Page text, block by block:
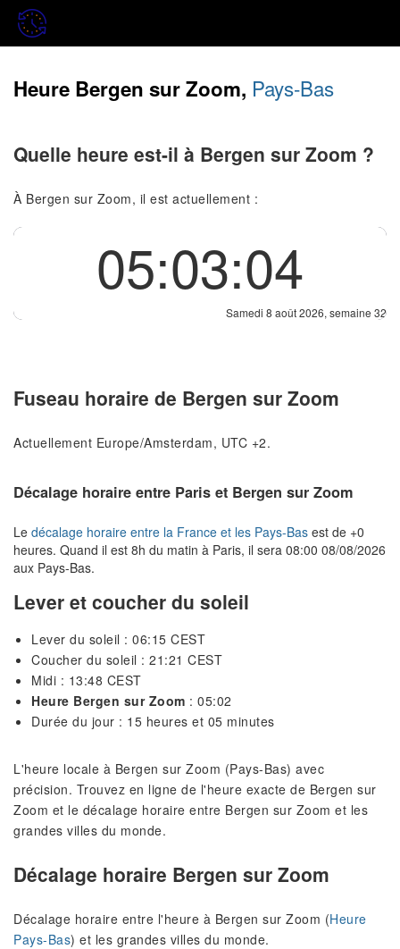
Heure Bergen sur Zoom, Pays-Bas
Quelle heure est-il à Bergen sur Zoom ?
À Bergen sur Zoom, il est actuellement :
05:03:04
Samedi 8 août 2026, semaine 32
Fuseau horaire de Bergen sur Zoom
Actuellement Europe/Amsterdam, UTC +2.
Décalage horaire entre Paris et Bergen sur Zoom
Le décalage horaire entre la France et les Pays-Bas est de +0
heures. Quand il est 8h du matin à Paris, il sera 08:00 08/08/2026
aux Pays-Bas.
Lever et coucher du soleil
Lever du soleil : 06:15 CEST
Coucher du soleil : 21:21 CEST
Midi : 13:48 CEST
Heure Bergen sur Zoom : 05:02
Durée du jour : 15 heures et 05 minutes
L'heure locale à Bergen sur Zoom (Pays-Bas) avec
précision. Trouvez en ligne de l'heure exacte de Bergen sur
Zoom et le décalage horaire entre Bergen sur Zoom et les
grandes villes du monde.
Décalage horaire Bergen sur Zoom
Décalage horaire entre l'heure à Bergen sur Zoom (Heure
Pays-Bas) et les grandes villes du monde.